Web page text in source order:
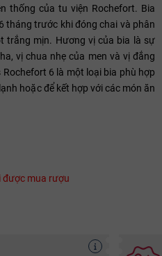
thống của tu viện Rochefort. Bia
tháng trước khi đóng chai và phân
trắng mịn. Hương vị của bia là sự
vị chua nhẹ của men và vị đắng
6 là một loại bia phù hợp
hoặc để kết hợp với các món ăn
được mua rượu